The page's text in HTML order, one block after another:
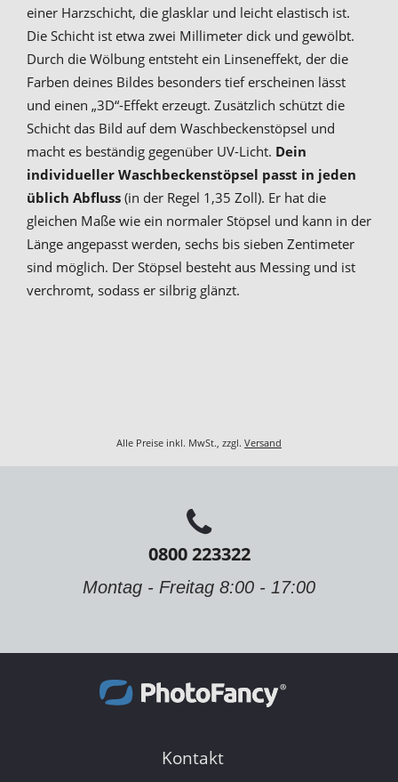
einer Harzschicht, die glasklar und leicht elastisch ist.
Die Schicht ist etwa zwei Millimeter dick und gewölbt.
Durch die Wölbung entsteht ein Linseneffekt, der die
Farben deines Bildes besonders tief erscheinen lässt
und einen „3D“-Effekt erzeugt. Zusätzlich schützt die
Schicht das Bild auf dem Waschbeckenstöpsel und
macht es beständig gegenüber UV-Licht. Dein
individueller Waschbeckenstöpsel passt in jeden
üblich Abfluss (in der Regel 1,35 Zoll). Er hat die
gleichen Maße wie ein normaler Stöpsel und kann in der
Länge angepasst werden, sechs bis sieben Zentimeter
sind möglich. Der Stöpsel besteht aus Messing und ist
verchromt, sodass er silbrig glänzt.
Alle Preise inkl. MwSt., zzgl. Versand
0800 223322
Montag - Freitag 8:00 - 17:00
Kontakt